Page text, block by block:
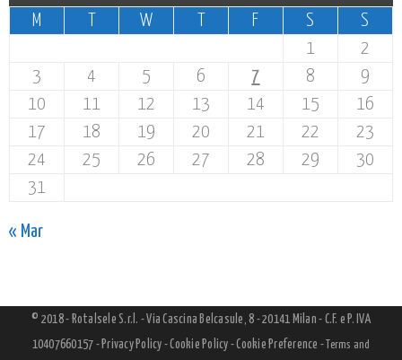
M
W F S
S
1
2
3
4 5 6 7 8
9
10
11 12 13 14 15
16
17
18 19 20 21 22
23
24
25 26 27 28 29
30
31
« Mar
© 2018 - Rotalsele S.r.l. - Via Cascina Belcasule, 8 - 20141 Milan - C.F. e P. IVA
10407660157 -Privacy Policy -Cookie Policy -Cookie Preference - Terms and